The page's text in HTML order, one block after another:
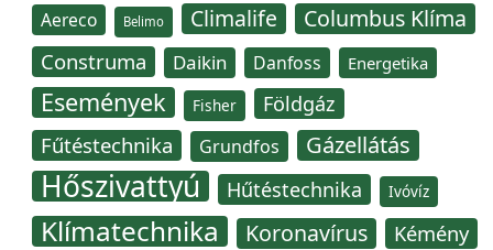
Aereco Belimo Climalife Columbus Klíma
Construma Daikin Danfoss Energetika
Események Fisher Földgáz
Fűtéstechnika Grundfos Gázellátás
Hőszivattyú Hűtéstechnika Ivóvíz
Klímatechnika Koronavírus Kémény